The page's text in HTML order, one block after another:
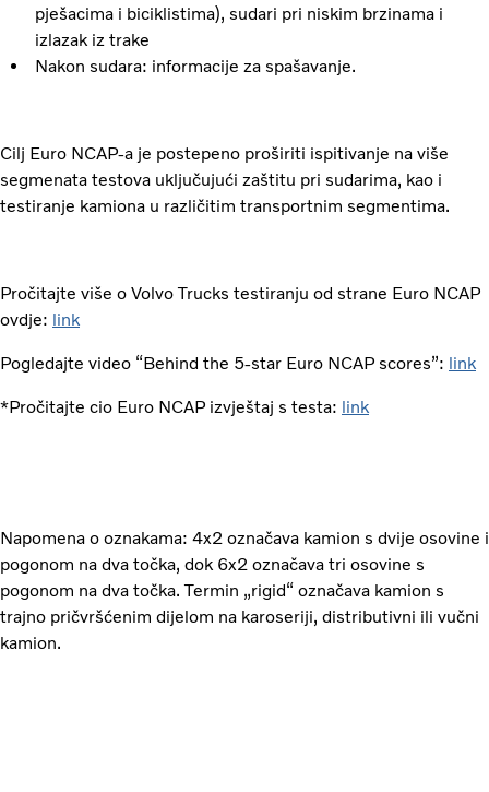
pješacima i biciklistima), sudari pri niskim brzinama i
izlazak iz trake
Nakon sudara: informacije za spašavanje.
Cilj Euro NCAP-a je postepeno proširiti ispitivanje na više
segmenata testova uključujući zaštitu pri sudarima, kao i
testiranje kamiona u različitim transportnim segmentima.
Pročitajte više o Volvo Trucks testiranju od strane Euro NCAP
ovdje: link
Pogledajte video “Behind the 5-star Euro NCAP scores”: link
*Pročitajte cio Euro NCAP izvještaj s testa: link
Napomena o oznakama: 4x2 označava kamion s dvije osovine i
pogonom na dva točka, dok 6x2 označava tri osovine s
pogonom na dva točka. Termin „rigid“ označava kamion s
trajno pričvršćenim dijelom na karoseriji, distributivni ili vučni
kamion.